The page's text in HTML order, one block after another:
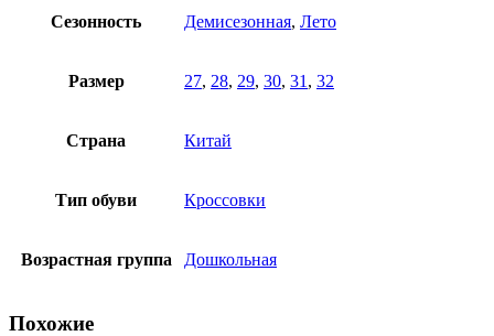
Сезонность Демисезонная, Лето
Размер 27, 28, 29, 30, 31 , 32
Страна Китай
Тип обуви Кроссовки
Возрастная группа Дошкольная
Похожие